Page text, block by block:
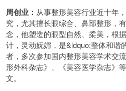
周创业： 从事整形美容行业近十年
究，尤其擅长眼综合、鼻部整形，
念，他塑造的眼型自然、柔美，根
计，灵动妩媚，是&ldquo;整体和谐
者，多次参加国内整形美容学术交
形外科杂志》、《美容医学杂志》
文。